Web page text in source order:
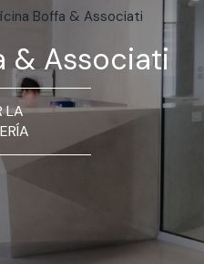
Boffa & Associati
& Associati
LA